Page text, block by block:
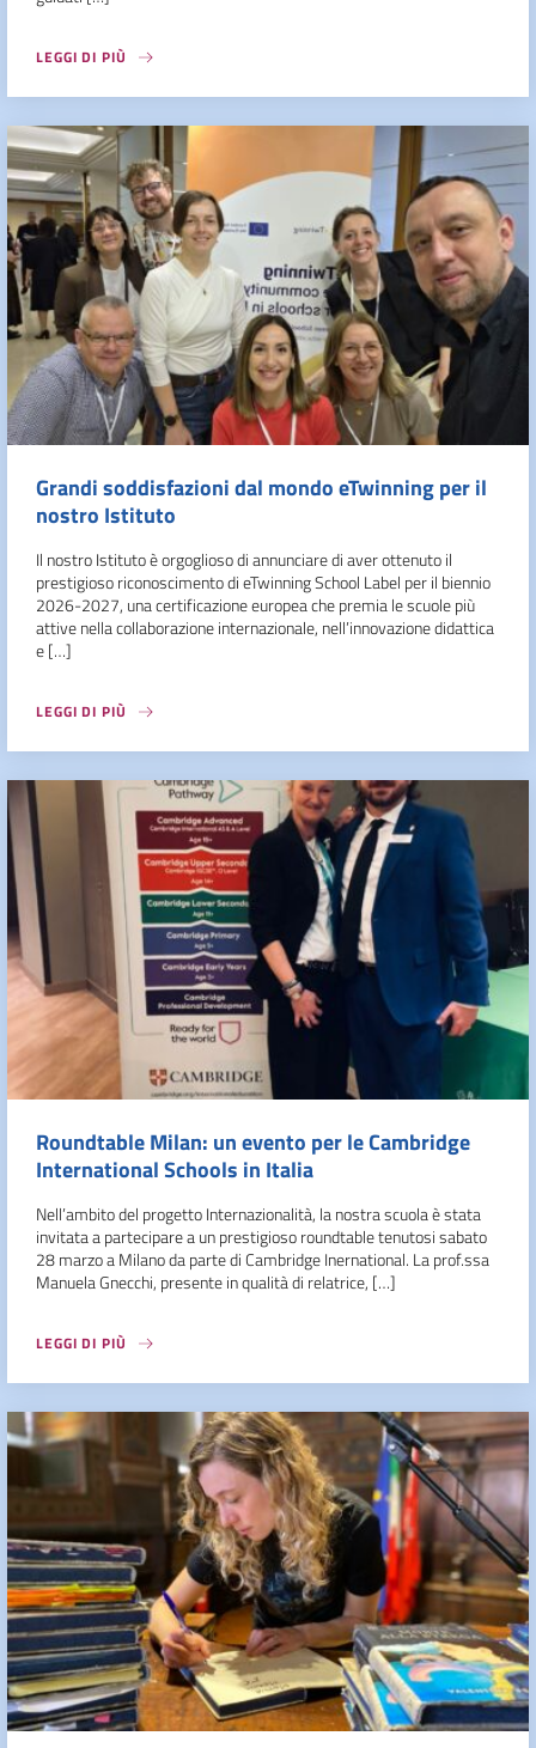
LEGGI DI PIÙ
Grandi soddisfazioni dal mondo eTwinning per il
nostro Istituto
Il nostro Istituto è orgoglioso di annunciare di aver ottenuto il
prestigioso riconoscimento di eTwinning School Label per il biennio
2026-2027, una certificazione europea che premia le scuole più
attive nella collaborazione internazionale, nell’innovazione didattica
e […]
LEGGI DI PIÙ
Roundtable Milan: un evento per le Cambridge
International Schools in Italia
Nell’ambito del progetto Internazionalità, la nostra scuola è stata
invitata a partecipare a un prestigioso roundtable tenutosi sabato
28 marzo a Milano da parte di Cambridge Inernational. La prof.ssa
Manuela Gnecchi, presente in qualità di relatrice, […]
LEGGI DI PIÙ